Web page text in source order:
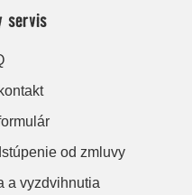
servis
od zmluvy
a vyzdvihnutia